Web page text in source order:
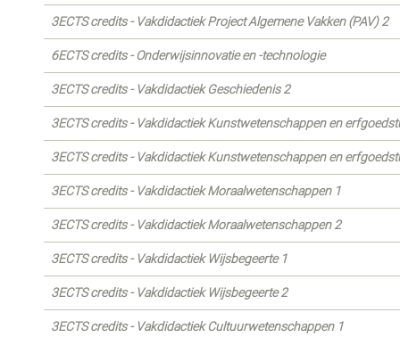
3ECTS credits - Vakdidactiek Project Algemene Vakken (PAV) 2
6ECTS credits - Onderwijsinnovatie en -technologie
3ECTS credits - Vakdidactiek Geschiedenis 2
3ECTS credits - Vakdidactiek Kunstwetenschappen en
3ECTS credits - Vakdidactiek Kunstwetenschappen en
3ECTS credits - Vakdidactiek Moraalwetenschappen 1
3ECTS credits - Vakdidactiek Moraalwetenschappen 2
3ECTS credits - Vakdidactiek Wijsbegeerte 1
3ECTS credits - Vakdidactiek Wijsbegeerte 2
3ECTS credits - Vakdidactiek Cultuurwetenschappen 1